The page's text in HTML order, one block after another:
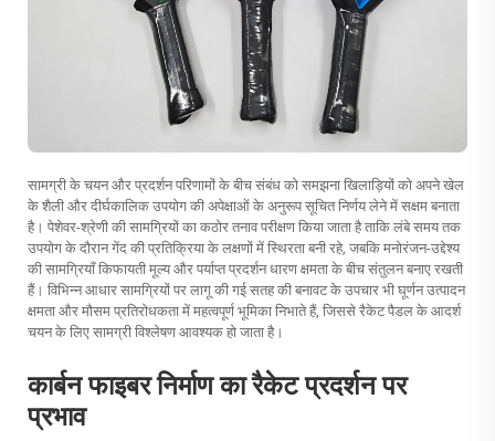
सामग्री के चयन और प्रदर्शन परिणामों के बीच संबंध को समझना खिलाड़ियों को अपने खेल
के शैली और दीर्घकालिक उपयोग की अपेक्षाओं के अनुरूप सूचित निर्णय लेने में सक्षम बनाता
है। पेशेवर-श्रेणी की सामग्रियों का कठोर तनाव परीक्षण किया जाता है ताकि लंबे समय तक
उपयोग के दौरान गेंद की प्रतिक्रिया के लक्षणों में स्थिरता बनी रहे, जबकि मनोरंजन-उद्देश्य
की सामग्रियाँ किफायती मूल्य और पर्याप्त प्रदर्शन धारण क्षमता के बीच संतुलन बनाए रखती
हैं। विभिन्न आधार सामग्रियों पर लागू की गई सतह की बनावट के उपचार भी घूर्णन उत्पादन
क्षमता और मौसम प्रतिरोधकता में महत्वपूर्ण भूमिका निभाते हैं, जिससे रैकेट पैडल के आदर्श
चयन के लिए सामग्री विश्लेषण आवश्यक हो जाता है।
कार्बन फाइबर निर्माण का रैकेट प्रदर्शन पर
प्रभाव